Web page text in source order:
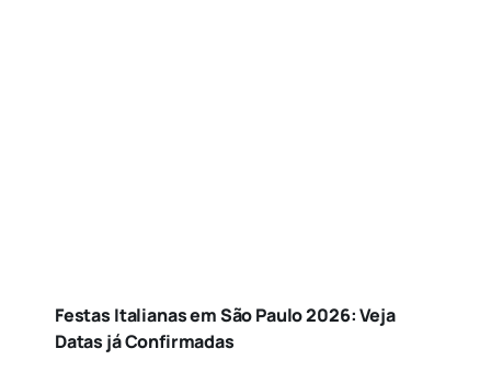
Festas Italianas em São Paulo 2026: Veja
Datas já Confirmadas